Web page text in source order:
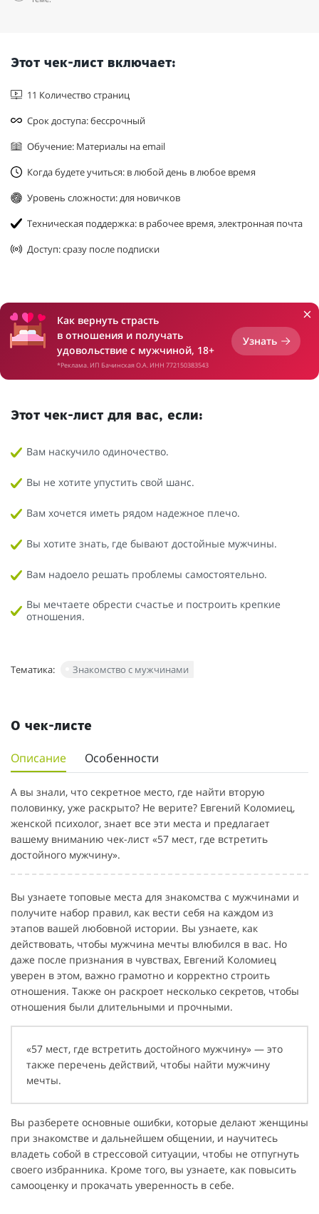
Этот чек-лист включает:
11 Количество страниц
Срок доступа: бессрочный
Обучение: Материалы на email
Когда будете учиться: в любой день в любое время
Уровень сложности: для новичков
Техническая поддержка: в рабочее время, электронная почта
Доступ: сразу после подписки
Как вернуть страсть
в отношения и получать
удовольствие с мужчиной, 18+
*Реклама. ИП Бачинская О.А. ИНН 772150383543
Узнать
Этот чек-лист для вас, если:
Вам наскучило одиночество.
Вы не хотите упустить свой шанс.
Вам хочется иметь рядом надежное плечо.
Вы хотите знать, где бывают достойные мужчины.
Вам надоело решать проблемы самостоятельно.
Вы мечтаете обрести счастье и построить крепкие
отношения.
Тематика: Знакомство с мужчинами
О чек-листе
Описание Особенности
А вы знали, что секретное место, где найти вторую
половинку, уже раскрыто? Не верите? Евгений Коломиец,
женской психолог, знает все эти места и предлагает
вашему вниманию чек-лист «57 мест, где встретить
достойного мужчину».
Вы узнаете топовые места для знакомства с мужчинами и
получите набор правил, как вести себя на каждом из
этапов вашей любовной истории. Вы узнаете, как
действовать, чтобы мужчина мечты влюбился в вас. Но
даже после признания в чувствах, Евгений Коломиец
уверен в этом, важно грамотно и корректно строить
отношения. Также он раскроет несколько секретов, чтобы
отношения были длительными и прочными.
«57 мест, где встретить достойного мужчину» — это
также перечень действий, чтобы найти мужчину
мечты.
Вы разберете основные ошибки, которые делают женщины
при знакомстве и дальнейшем общении, и научитесь
владеть собой в стрессовой ситуации, чтобы не отпугнуть
своего избранника. Кроме того, вы узнаете, как повысить
самооценку и прокачать уверенность в себе.